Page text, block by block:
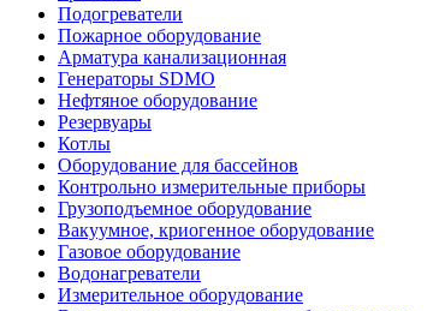
Подогреватели
Пожарное оборудование
Арматура канализационная
Генераторы SDMO
Нефтяное оборудование
Резервуары
Котлы
Оборудование для бассейнов
Контрольно измерительные приборы
Грузоподъемное оборудование
Вакуумное, криогенное оборудование
Газовое оборудование
Водонагреватели
Измерительное оборудование